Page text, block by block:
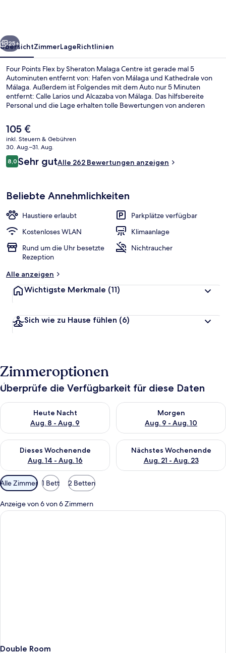
Centre
Weiter
25+
ÜbersichtZimmerLageRichtlinien
Four Points Flex by Sheraton Malaga Centre ist gerade mal 5
Autominuten entfernt von: Hafen von Málaga und Kathedrale von
Málaga. Außerdem ist Folgendes mit dem Auto nur 5 Minuten
entfernt: Calle Larios und Alcazaba von Málaga. Das hilfsbereite
Personal und die Lage erhalten tolle Bewertungen von anderen
Fußmarsch entfernt: Zur Metrostation El Perchel sind es 8 Minuten
und zur Metrostation Guadalmedina 12 Minuten.
Der
aktuelle
Preis
beträgt
105 €.
105 €
inkl. Steuern & Gebühren
30. Aug.–31. Aug.
Bewertungen
8,08,0 von 10.
Sehr gutAlle 262 Bewertungen anzeigen
Beliebte Annehmlichkeiten
Haustiere erlaubt
Parkplätze verfügbar
Kostenloses WLAN
Klimaanlage
Rund um die Uhr besetzte
Rezeption
Nichtraucher
Alle anzeigen
Wichtigste Merkmale (11)
Sich wie zu Hause fühlen (6)
Zimmeroptionen
Überprüfe die Verfügbarkeit für diese Daten
Heute Nacht
Aug. 8 - Aug. 9
Überprüfe die Verfügbarkeit für heute Nacht, Aug. 8 - Aug. 9.
Morgen
Aug. 9 - Aug. 10
Überprüfe die Verfügbarkeit
Dieses Wochenende
Aug. 14 - Aug. 16
Überprüfe die Verfügbarkeit für dieses Wochenende, Aug. 14
Nächstes Wochenende
Aug. 21 - Aug. 23
Überprüfe die Verfügbarkeit
Verfügbare
Filter
für
Zimmer
Alle Zimmer 1 Bett 2 Betten
Anzeige von 6 von 6 Zimmern
Double Room